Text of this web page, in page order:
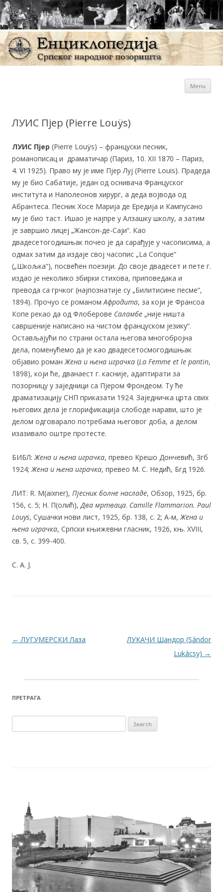
Енциклопедија СрпскогMenu
ЛУИС Пјер (Pierre Louÿs)
ЛУИС Пјер (Pierre Louÿs) – француски песник,
романописац и драматичар (Париз, 10. XII 1870 – Париз,
4. VI 1925). Право му је име Пјер Луј (Pierre Louis). Прадеда
му је био Сабатије, један од оснивача Француског
института и Наполеонов хирург, а деда војвода од
Абрантеса. Песник Хосе Марија де Ередија и Кампусано
му је био таст. Ишао је најпре у Алзашку школу, а затим
је завршио лицеј „Жансон-де-Саји“. Као
двадесетогодишњак почео је да сарађује у часописима, а
одмах затим да издаје свој часопис „La Conque“
(„Шкољка“), посвећен поезији. До своје двадесет и пете г.
издао је неколико збирки стихова, приповедака и
превода са грчког (најпознатије су „Билитисине песме“,
1894). Прочуо се романомАфродита, за који је Франсоа
Копе рекао да од Флоберове Саламбе „није ништа
савршеније написано на чистом француском језику“.
Остављајући по страни остала његова многобројна
дела, поменућемо да је као двадесетосмогодишњак
објавио романЖена и њена играчка (La Femme et le pantin,
1898), који ће, дванаест г. касније, адаптирати за
позорницу у заједници са Пјером Фрондеом. Ту ће
драматизацију СНП приказати 1924. Заједничка црта свих
његових дела је глорификација слободе нарави, што је
делом одговарало потребама његовог доба, а делом
изазивало оштре протесте.
БИБЛ:Жена и њена играчка, превео Крешо Дончевић, Згб
1924;Жена и њена играчка, превео М. С. Недић, Бгд 1926.
ЛИТ: R. M(aixner), Пјесник болне насладе, Обзор, 1925, бр.
156, с. 5; Н. П(олић),Два мртваца. Camille Flammarion. Paul
Louys, Сушачки нови лист, 1925, бр. 138, с. 2; А-м,Жена и
њена играчка, Српски књижевни гласник, 1926, књ. XVIII,
св. 5, с. 399-400.
С. А. Ј.
Post navigation
← ЛУГУМЕРСКИ Лаза
ЛУКАЧИ Шандор (Sándor
Lukácsy) →
ПРЕТРАГА